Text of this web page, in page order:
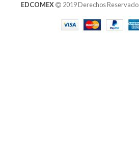
EDCOMEX 2019 Derechos